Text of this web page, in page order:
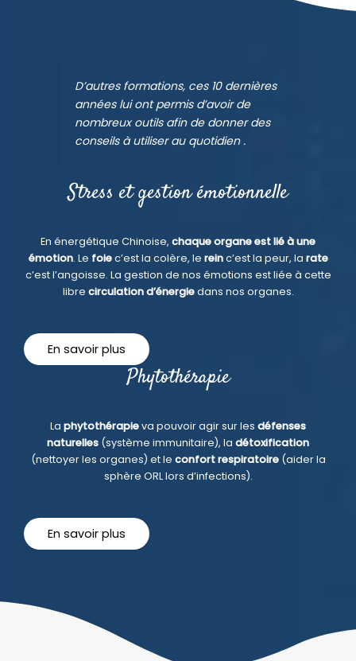
D’autres formations, ces 10 dernières
années lui ont permis d’avoir de
nombreux outils afin de donner des
conseils à utiliser au quotidien .
Stress et gestion émotionnelle
En énergétique Chinoise, chaque organe est lié à une
émotion. Le foiec’est la colère, le reinc’est la peur, la rate
c’est l’angoisse. La gestion de nos émotions est liée à cette
libre circulation d’énergiedans nos organes.
En savoir plus
Phytothérapie
La phytothérapieva pouvoir agir sur les défenses
naturelles (système immunitaire), la détoxification
(nettoyer les organes) et le confort respiratoire(aider la
sphère ORL lors d’infections).
En savoir plus